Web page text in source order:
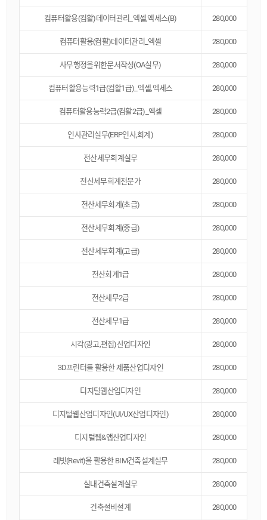
컴퓨터활용(컴활)데이터관리_엑셀,엑세스(B) 280,000
컴퓨터활용(컴활)데이터관리_엑셀 280,000
사무행정을위한문서작성(OA실무) 280,000
컴퓨터활용능력1급(컴활1급)_엑셀,엑세스 280,000
컴퓨터활용능력2급(컴활2급)_엑셀 280,000
인사관리실무(ERP인사,회계) 280,000
전산세무회계실무 280,000
전산세무회계전문가 280,000
전산세무회계(초급) 280,000
전산세무회계(중급) 280,000
전산세무회계(고급) 280,000
전산회계1급 280,000
전산세무2급 280,000
전산세무1급 280,000
시각(광고,편집)산업디자인 280,000
3D프린터를 활용한 제품산업디자인 280,000
디지털웹산업디자인 280,000
디지털웹산업디자인(UI/UX산업디자인) 280,000
디지털웹&앱산업디자인 280,000
레빗(Revit)을 활용한 BIM건축설계실무 280,000
실내건축설계실무 280,000
건축설비설계 280,000